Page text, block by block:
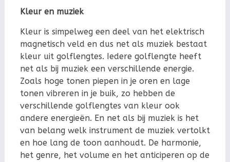
Kleur en muziek
Kleur is simpelweg een deel van het elektrisch
magnetisch veld en dus net als muziek bestaat
kleur uit golflengtes. Iedere golflengte heeft
net als bij muziek een verschillende energie.
Zoals hoge tonen piepen in je oren en lage
tonen vibreren in je buik, zo hebben de
verschillende golflengtes van kleur ook
andere energieën. En net als bij muziek is het
van belang welk instrument de muziek vertolkt
en hoe lang de toon aanhoudt. De harmonie,
het genre, het volume en het anticiperen op de